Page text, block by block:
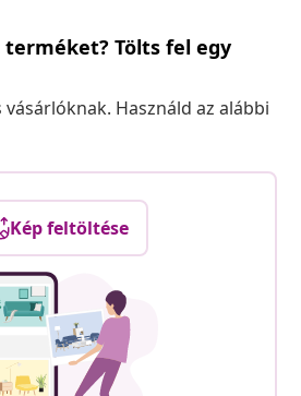
Tölts fel egy
Használd az alábbi
Kép feltöltése